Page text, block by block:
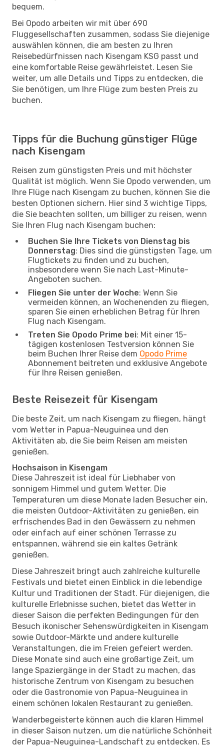
bequem.
Bei Opodo arbeiten wir mit über 690
Fluggesellschaften zusammen, sodass Sie diejenige
auswählen können, die am besten zu Ihren
Reisebedürfnissen nach Kisengam KSG passt und
eine komfortable Reise gewährleistet. Lesen Sie
weiter, um alle Details und Tipps zu entdecken, die
Sie benötigen, um Ihre Flüge zum besten Preis zu
buchen.
Tipps für die Buchung günstiger Flüge
nach Kisengam
Reisen zum günstigsten Preis und mit höchster
Qualität ist möglich. Wenn Sie Opodo verwenden, um
Ihre Flüge nach Kisengam zu buchen, können Sie die
besten Optionen sichern. Hier sind 3 wichtige Tipps,
die Sie beachten sollten, um billiger zu reisen, wenn
Sie Ihren Flug nach Kisengam buchen:
Buchen Sie Ihre Tickets von Dienstag bis
Donnerstag: Dies sind die günstigsten Tage, um
Flugtickets zu finden und zu buchen,
insbesondere wenn Sie nach Last-Minute-
Angeboten suchen.
Fliegen Sie unter der Woche: Wenn Sie
vermeiden können, an Wochenenden zu fliegen,
sparen Sie einen erheblichen Betrag für Ihren
Flug nach Kisengam.
Treten Sie Opodo Prime bei: Mit einer 15-
tägigen kostenlosen Testversion können Sie
beim Buchen Ihrer Reise dem Opodo Prime
Abonnement beitreten und exklusive Angebote
für Ihre Reisen genießen.
Beste Reisezeit für Kisengam
Die beste Zeit, um nach Kisengam zu fliegen, hängt
vom Wetter in Papua-Neuguinea und den
Aktivitäten ab, die Sie beim Reisen am meisten
genießen.
Hochsaison in Kisengam
Diese Jahreszeit ist ideal für Liebhaber von
sonnigem Himmel und gutem Wetter. Die
Temperaturen um diese Monate laden Besucher ein,
die meisten Outdoor-Aktivitäten zu genießen, ein
erfrischendes Bad in den Gewässern zu nehmen
oder einfach auf einer schönen Terrasse zu
entspannen, während sie ein kaltes Getränk
genießen.
Diese Jahreszeit bringt auch zahlreiche kulturelle
Festivals und bietet einen Einblick in die lebendige
Kultur und Traditionen der Stadt. Für diejenigen, die
kulturelle Erlebnisse suchen, bietet das Wetter in
dieser Saison die perfekten Bedingungen für den
Besuch ikonischer Sehenswürdigkeiten in Kisengam
sowie Outdoor-Märkte und andere kulturelle
Veranstaltungen, die im Freien gefeiert werden.
Diese Monate sind auch eine großartige Zeit, um
lange Spaziergänge in der Stadt zu machen, das
historische Zentrum von Kisengam zu besuchen
oder die Gastronomie von Papua-Neuguinea in
einem schönen lokalen Restaurant zu genießen.
Wanderbegeisterte können auch die klaren Himmel
in dieser Saison nutzen, um die natürliche Schönheit
der Papua-Neuguinea-Landschaft zu entdecken. Es